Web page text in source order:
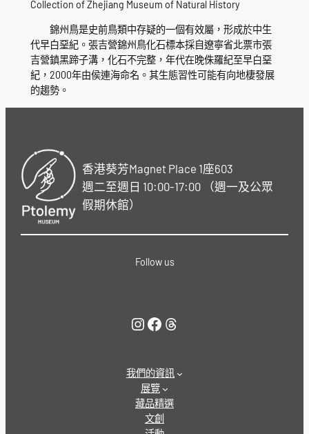
Collection of Zhejiang Museum of Natural History
錦州鳥是史前鳥類中存疑的一個有效屬，形成於中生
代早白堊紀。張吉營錦州鳥化石標本採自遼寧省北票市張
吉營鎮黑蹄子溝，化石不完整，年代在晚侏羅紀至早白堊
紀，2000年由侯連海命名。其生態習性可能有向地棲發展
的趨勢。
香港葵芳Magnet Place 1座603
週二至週日 10:00-17:00 （週一及公眾
假期休館）
Follow us
Instagram Facebook Threads
我們的資訊
展覽
藏品精選
文創